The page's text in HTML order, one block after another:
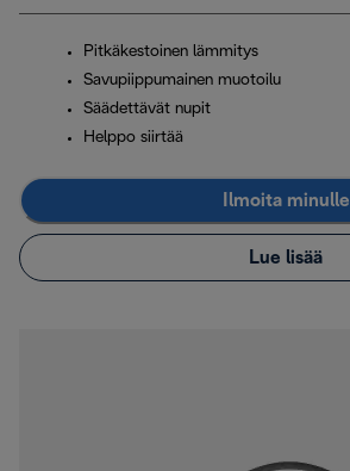
Pitkäkestoinen lämmitys
Savupiippumainen muotoilu
Säädettävät nupit
Helppo siirtää
Ilmoita minulle
Lue lisää